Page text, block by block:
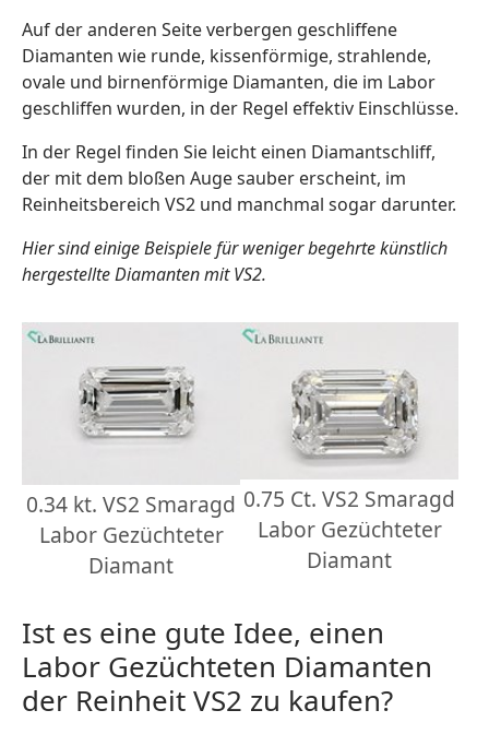
Auf der anderen Seite verbergen geschliffene
Diamanten wie runde, kissenförmige, strahlende,
ovale und birnenförmige Diamanten, die im Labor
geschliffen wurden, in der Regel effektiv Einschlüsse.
In der Regel finden Sie leicht einen Diamantschliff,
der mit dem bloßen Auge sauber erscheint, im
Reinheitsbereich VS2 und manchmal sogar darunter.
Hier sind einige Beispiele für weniger begehrte künstlich
hergestellte Diamanten mit VS2.
0.34 kt. VS2 Smaragd
Labor Gezüchteter
Diamant
0.75 Ct. VS2 Smaragd
Labor Gezüchteter
Diamant
Ist es eine gute Idee, einen
Labor Gezüchteten Diamanten
der Reinheit VS2 zu kaufen?